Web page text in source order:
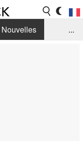
Nouvelles
...